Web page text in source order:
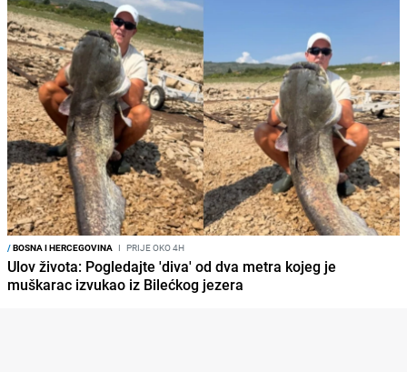
/BOSNA I HERCEGOVINA I PRIJE OKO 4H
Ulov života: Pogledajte 'diva' od dva metra kojeg je
muškarac izvukao iz Bilećkog jezera